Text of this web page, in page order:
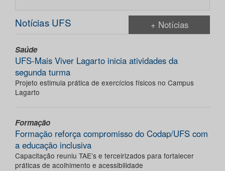
Notícias UFS + Notícias
Saúde
UFS-Mais Viver Lagarto inicia atividades da
segunda turma
Projeto estimula prática de exercícios físicos no Campus
Lagarto
Formação
Formação reforça compromisso do Codap/UFS com
a educação inclusiva
Capacitação reuniu TAE’s e terceirizados para fortalecer
práticas de acolhimento e acessibilidade